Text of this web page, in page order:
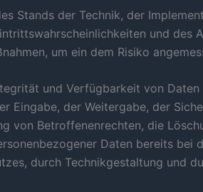
Stands der Technik, der
und des
um ein dem Risiko
und Verfügbarkeit von
Eingabe, der Weitergabe, der
von Betroffenenrechten, die
Daten bereits bei
durch Technikgestaltung und